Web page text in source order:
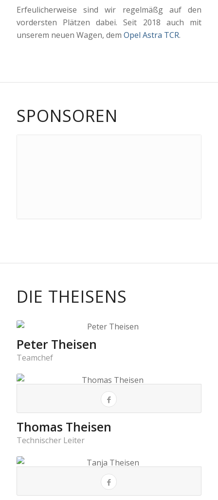
Erfeulicherweise sind wir regelmäßg auf den
vordersten Plätzen dabei. Seit 2018 auch mit
unserem neuen Wagen, dem Opel Astra TCR.
SPONSOREN
DIE THEISENS
Peter Theisen
Teamchef
Thomas Theisen
Technischer Leiter